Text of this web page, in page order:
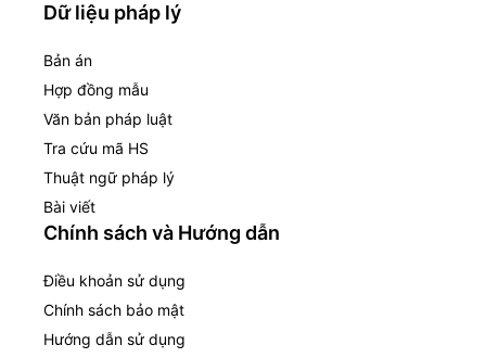
Dữ liệu pháp lý
Bản án
Hợp đồng mẫu
Văn bản pháp luật
Tra cứu mã HS
Thuật ngữ pháp lý
Bài viết
Chính sách và Hướng dẫn
Điều khoản sử dụng
Chính sách bảo mật
Hướng dẫn sử dụng